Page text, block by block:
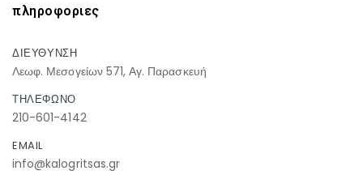
πληροφοριες
ΔΙΕΥΘΥΝΣΗ
Λεωφ. Μεσογείων 571, Αγ. Παρασκευή
ΤΗΛΕΦΩΝΟ
210-601-4142
EMAIL
info@kalogritsas.gr